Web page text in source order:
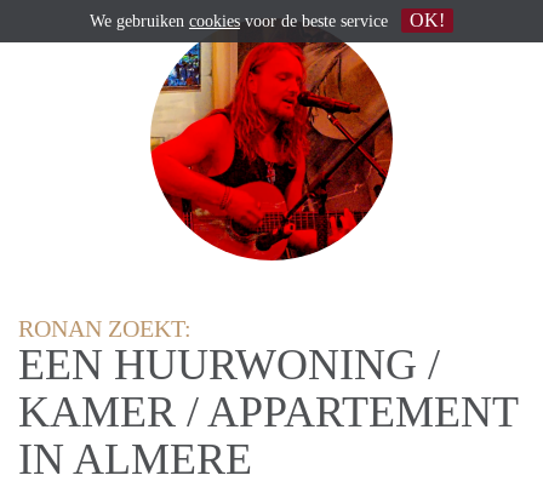
RONAN ZOEKT:
EEN HUURWONING /
KAMER / APPARTEMENT
IN ALMERE
We gebruiken cookiesvoor de beste service OK!